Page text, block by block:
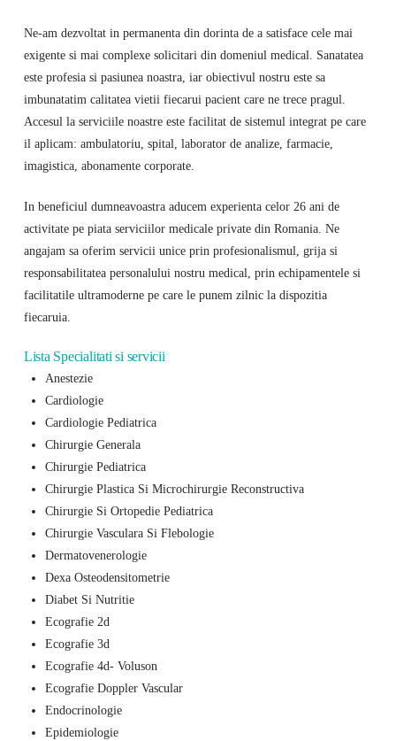
Ne-am dezvoltat in permanenta din dorinta de a satisface cele mai
exigente si mai complexe solicitari din domeniul medical. Sanatatea
este profesia si pasiunea noastra, iar obiectivul nostru este sa
imbunatatim calitatea vietii fiecarui pacient care ne trece pragul.
Accesul la serviciile noastre este facilitat de sistemul integrat pe care
il aplicam: ambulatoriu, spital, laborator de analize, farmacie,
imagistica, abonamente corporate.
In beneficiul dumneavoastra aducem experienta celor 26 ani de
activitate pe piata serviciilor medicale private din Romania. Ne
angajam sa oferim servicii unice prin profesionalismul, grija si
responsabilitatea personalului nostru medical, prin echipamentele si
facilitatile ultramoderne pe care le punem zilnic la dispozitia
fiecaruia.
Lista Specialitati si servicii
Anestezie
Cardiologie
Cardiologie Pediatrica
Chirurgie Generala
Chirurgie Pediatrica
Chirurgie Plastica Si Microchirurgie Reconstructiva
Chirurgie Si Ortopedie Pediatrica
Chirurgie Vasculara Si Flebologie
Dermatovenerologie
Dexa Osteodensitometrie
Diabet Si Nutritie
Ecografie 2d
Ecografie 3d
Ecografie 4d- Voluson
Ecografie Doppler Vascular
Endocrinologie
Epidemiologie